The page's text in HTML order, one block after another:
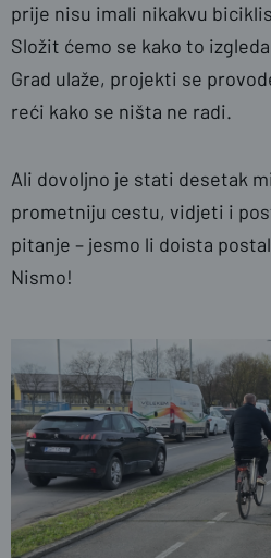
prije nisu imali nikakvu
Složit ćemo se kako to
Grad ulaže, projekti se
reći kako se ništa ne radi.
Ali dovoljno je stati desetak
prometniju cestu, vidjeti i
pitanje – jesmo li doista
Nismo!